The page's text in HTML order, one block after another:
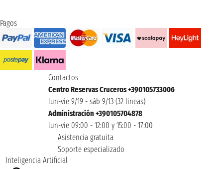
Pagos
Contactos
Centro Reservas Cruceros +390105733006
lun-vie 9/19 - sáb 9/13 (32 lineas)
Administración +390105704878
lun-vie 09:00 - 12:00 y 15:00 - 17:00
Asistencia gratuita
Soporte especializado
Inteligencia Artificial